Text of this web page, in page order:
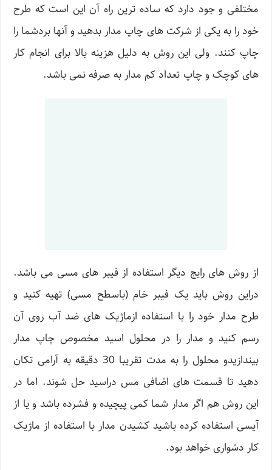
مختلفی و جود دارد که ساده ترین راه آن این است که طرح
خود را به یکی از شرکت های چاپ مدار بدهید و آنها بردشما را
چاپ کنند. ولی این روش به دلیل هزینه بالا برای انجام کار
های کوچک و چاپ تعداد کم مدار به صرفه نمی باشد.
از روش های رایج دیگر استفاده از فیبر های مسی می باشد.
دراین روش باید یک فیبر خام (باسطح مسی) تهیه کنید و
طرح مدار خود را با استفاده ازماژیک های ضد آب روی آن
رسم کنید و مدار را در محلول اسید مخصوص چاپ مدار
بیندازیدو محلول را به مدت تقریبا 30 دقیقه به آرامی تکان
دهید تا قسمت های اضافی مس دراسید حل شوند. اما در
این روش هم اگر مدار شما کمی پیچیده و فشرده باشد و یا از
آیسی استفاده کرده باشید کشیدن مدار با استفاده از ماژیک
کار دشواری خواهد بود.